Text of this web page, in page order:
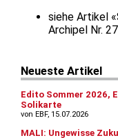
siehe Artikel
Archipel Nr.